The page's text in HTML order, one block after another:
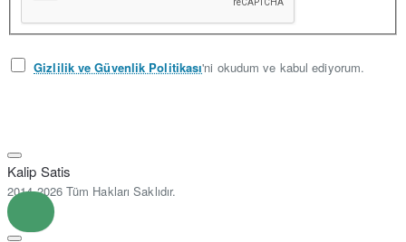
Gizlilik ve Güvenlik Politikası'ni okudum ve kabul ediyorum.
Kalip Satis
2014-2026 Tüm Hakları Saklıdır.